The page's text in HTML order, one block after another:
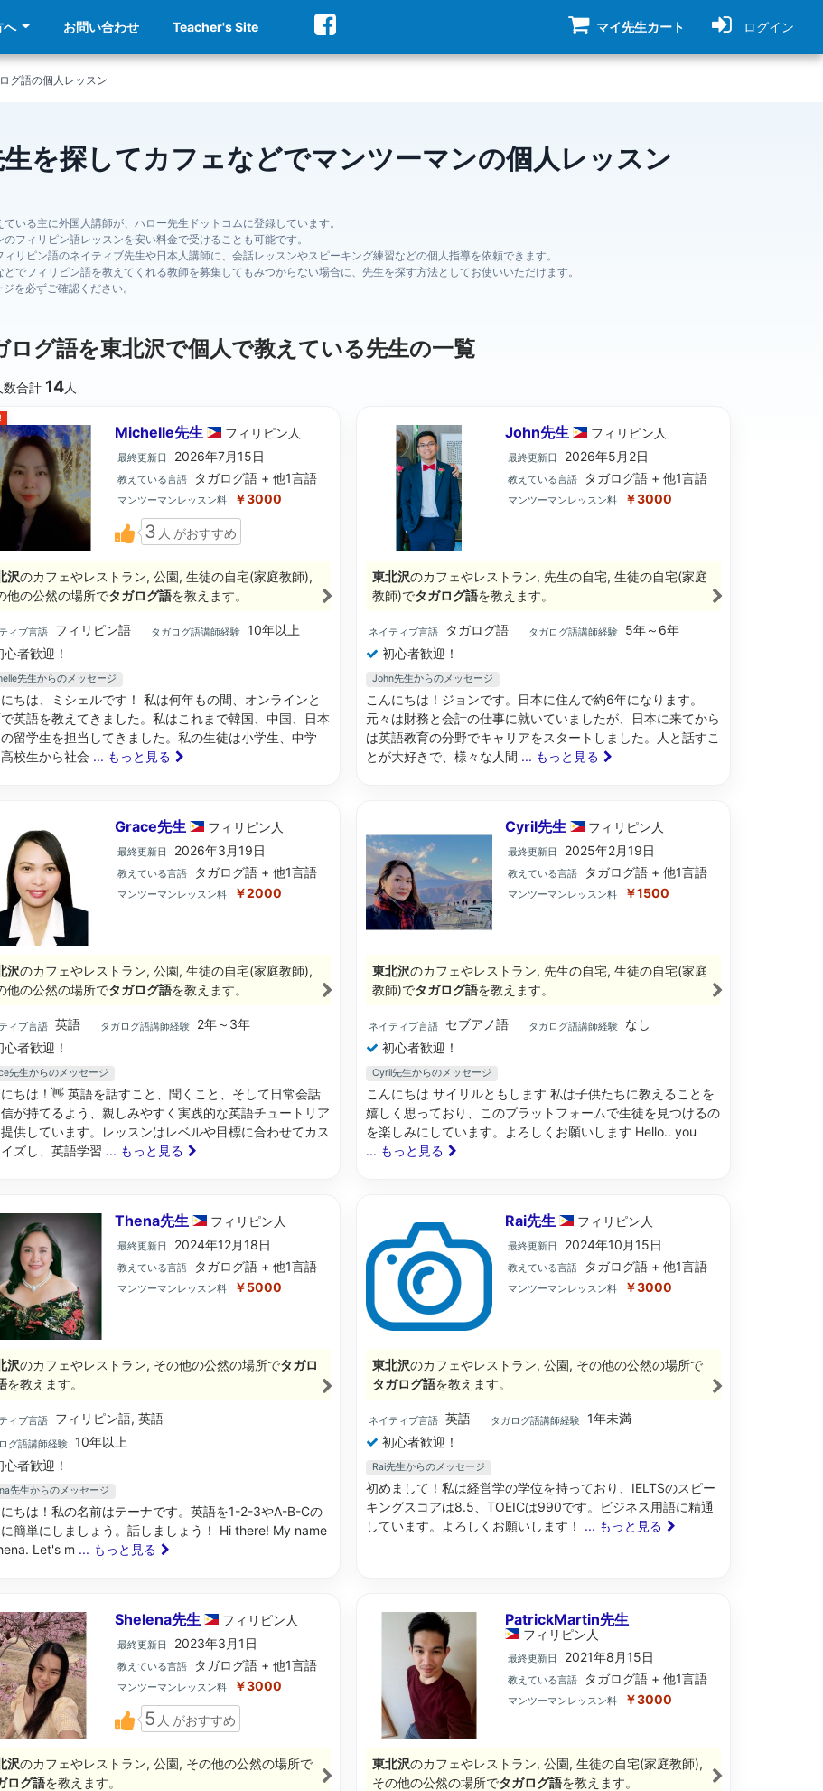
へ お問い合わせ Teacher's Site マイ先生カート ログイン
グ語の個人レッスン
を探してカフェなどでマンツーマンの個人レッスン
ている主に外国人講師が、ハロー先生ドットコムに登録しています。
フィリピン語レッスンを安い料金で受けることも可能です。
リピン語のネイティブ先生や日本人講師に、会話レッスンやスピーキング練習などの個人指導を依頼できます。
でフィリピン語を教えてくれる教師を募集してもみつからない場合に、先生を探す方法としてお使いいただけます。
ジを必ずご確認ください。
ログ語を東北沢で個人で教えている先生の一覧
数合計 14人
Michelle先生 フィリピン 人
最終更新日 2026年7月15日
教えている言語 タガログ語 + 他1言語
マンツーマンレッスン料 ￥3000
3 人 がおすすめ
沢のカフェやレストラン, 公園, 生徒の自宅(家庭教師),
他の公然の場所でタガログ語を教えます。
ィブ言語 フィリピン語 タガログ語講師経験
10年以上
心者歓迎！
先生からのメッセージ
ちは、ミシェルです！ 私は何年もの間、オンラインと
英語を教えてきました。私はこれまで韓国、中国、日本
留学生を担当してきました。私の生徒は小学生、中学
校生から社会 ... もっと見る
John先生 フィリピン 人
最終更新日 2026年5月2日
教えている言語 タガログ語 + 他1言語
マンツーマンレッスン料 ￥3000
東北沢のカフェやレストラン, 先生の自宅, 生徒の自宅(家庭
教師)でタガログ語を教えます。
ネイティブ言語 タガログ語 タガログ語講師経験
5年～6年
初心者歓迎！
John先生からのメッセージ
こんにちは！ジョンです。日本に住んで約6年になります。
元々は財務と会計の仕事に就いていましたが、日本に来てから
は英語教育の分野でキャリアをスタートしました。人と話すこ
とが大好きで、様々な人間 ... もっと見る
Grace先生 フィリピン 人
最終更新日 2026年3月19日
教えている言語 タガログ語 + 他1言語
マンツーマンレッスン料 ￥2000
沢のカフェやレストラン, 公園, 生徒の自宅(家庭教師),
他の公然の場所でタガログ語を教えます。
ィブ言語 英語 タガログ語講師経験
2年～3年
心者歓迎！
先生からのメッセージ
ちは！👋 英語を話すこと、聞くこと、そして日常会話
が持てるよう、親しみやすく実践的な英語チュートリア
供しています。レッスンはレベルや目標に合わせてカス
ズし、英語学習 ... もっと見る
Cyril先生 フィリピン 人
最終更新日 2025年2月19日
教えている言語 タガログ語 + 他1言語
マンツーマンレッスン料 ￥1500
東北沢のカフェやレストラン, 先生の自宅, 生徒の自宅(家庭
教師)でタガログ語を教えます。
ネイティブ言語 セブアノ語 タガログ語講師経験
なし
初心者歓迎！
Cyril先生からのメッセージ
こんにちは サイリルともします 私は子供たちに教えることを
嬉しく思っており、このプラットフォームで生徒を見つけるの
を楽しみにしています。よろしくお願いします Hello.. you
... もっと見る
Thena先生 フィリピン 人
最終更新日 2024年12月18日
教えている言語 タガログ語 + 他1言語
マンツーマンレッスン料 ￥5000
沢のカフェやレストラン, その他の公然の場所でタガロ
を教えます。
ィブ言語 フィリピン語, 英語
グ語講師経験
10年以上
心者歓迎！
先生からのメッセージ
にちは！私の名前はテーナです。英語を1-2-3やA-B-Cの
に簡単にしましょう。話しましょう！ Hi there! My name
Let's m ... もっと見る
Rai先生 フィリピン 人
最終更新日 2024年10月15日
教えている言語 タガログ語 + 他1言語
マンツーマンレッスン料 ￥3000
東北沢のカフェやレストラン, 公園, その他の公然の場所で
タガログ語を教えます。
ネイティブ言語 英語 タガログ語講師経験
1年未満
初心者歓迎！
Rai先生からのメッセージ
初めまして！私は経営学の学位を持っており、IELTSのスピー
キングスコアは8.5、TOEICは990です。ビジネス用語に精通
しています。よろしくお願いします！ ... もっと見る
Shelena先生 フィリピン 人
最終更新日 2023年3月1日
教えている言語 タガログ語 + 他1言語
マンツーマンレッスン料 ￥3000
5 人 がおすすめ
沢のカフェやレストラン, 公園, その他の公然の場所で
ログ語を教えます。
PatrickMartin先生
フィリピン 人
最終更新日 2021年8月15日
教えている言語 タガログ語 + 他1言語
マンツーマンレッスン料 ￥3000
東北沢のカフェやレストラン, 公園, 生徒の自宅(家庭教師),
その他の公然の場所でタガログ語を教えます。